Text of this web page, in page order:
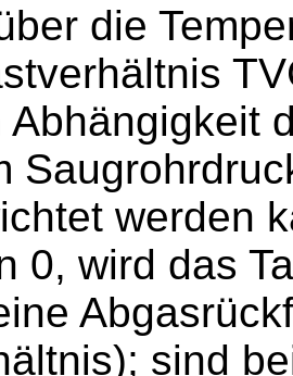
die
Abhängigkeit
werden
0, wird das
sind